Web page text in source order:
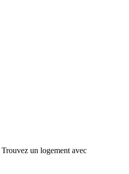
Trouvez un logement avec